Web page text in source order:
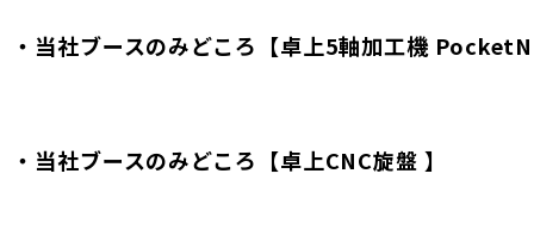
・当社ブースのみどころ【卓上5軸加工機
・当社ブースのみどころ【卓上CNC旋盤 】